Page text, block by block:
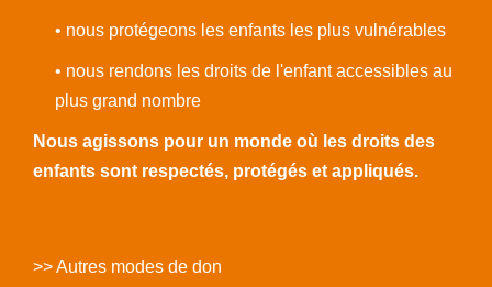
• nous protégeons les enfants les plus vulnérables
• nous rendons les droits de l'enfant accessibles au
plus grand nombre
Nous agissons pour un monde où les droits des
enfants sont respectés, protégés et appliqués.
>> Autres modes de don